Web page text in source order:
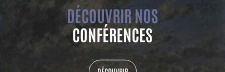
DÉCOUVRIR NOS
CONFÉRENCES